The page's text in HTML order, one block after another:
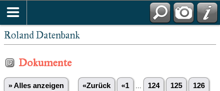
Roland Datenbank
Dokumente
» Alles anzeigen «Zurück «1 124 125 126